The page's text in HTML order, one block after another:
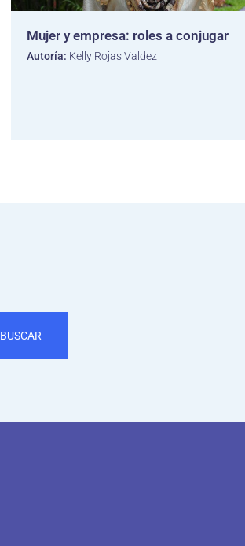
Mujer y empresa: roles a conjugar
Autoría: Kelly Rojas Valdez
BUSCAR